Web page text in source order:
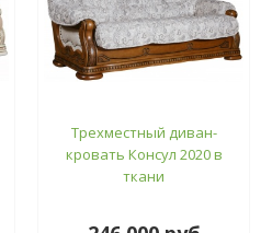
Трехместный диван-
кровать Консул 2020 в
ткани